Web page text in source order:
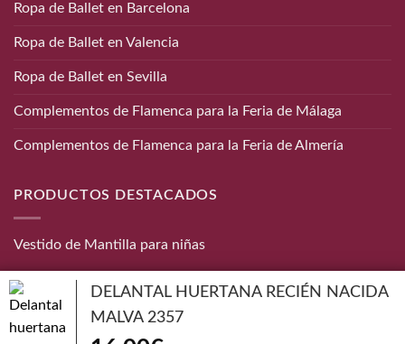
Ropa de Ballet en Barcelona
Ropa de Ballet en Valencia
Ropa de Ballet en Sevilla
Complementos de Flamenca para la Feria de Málaga
Complementos de Flamenca para la Feria de Almería
PRODUCTOS DESTACADOS
Vestido de Mantilla para niñas
CONTACTO
656 872 190
DELANTAL HUERTANA RECIÉN NACIDA
MALVA 2357